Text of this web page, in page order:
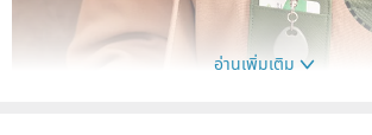
อ่านเพิ่มเติม